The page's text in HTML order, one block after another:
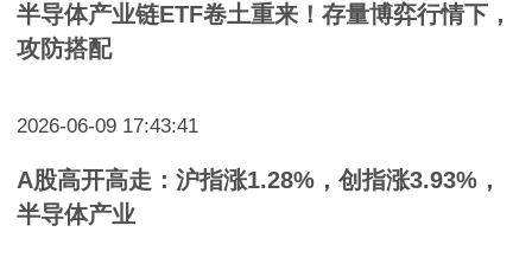
半导体产业链ETF卷土重来！存量博弈行情下，
攻防搭配
2026-06-09 17:43:41
A股高开高走：沪指涨1.28%，创指涨3.93%，
半导体产业